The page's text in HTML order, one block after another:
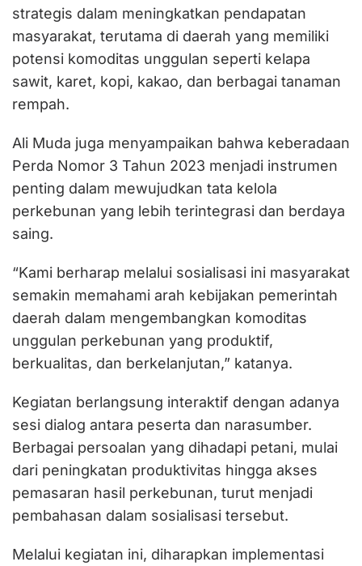
strategis dalam meningkatkan pendapatan
masyarakat, terutama di daerah yang memiliki
potensi komoditas unggulan seperti kelapa
sawit, karet, kopi, kakao, dan berbagai tanaman
rempah.
Ali Muda juga menyampaikan bahwa keberadaan
Perda Nomor 3 Tahun 2023 menjadi instrumen
penting dalam mewujudkan tata kelola
perkebunan yang lebih terintegrasi dan berdaya
saing.
“Kami berharap melalui sosialisasi ini masyarakat
semakin memahami arah kebijakan pemerintah
daerah dalam mengembangkan komoditas
unggulan perkebunan yang produktif,
berkualitas, dan berkelanjutan,” katanya.
Kegiatan berlangsung interaktif dengan adanya
sesi dialog antara peserta dan narasumber.
Berbagai persoalan yang dihadapi petani, mulai
dari peningkatan produktivitas hingga akses
pemasaran hasil perkebunan, turut menjadi
pembahasan dalam sosialisasi tersebut.
Melalui kegiatan ini, diharapkan implementasi